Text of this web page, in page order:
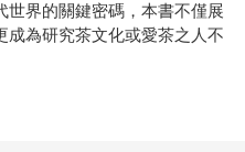
世界的關鍵密碼，本書不僅展
成為研究茶文化或愛茶之人不